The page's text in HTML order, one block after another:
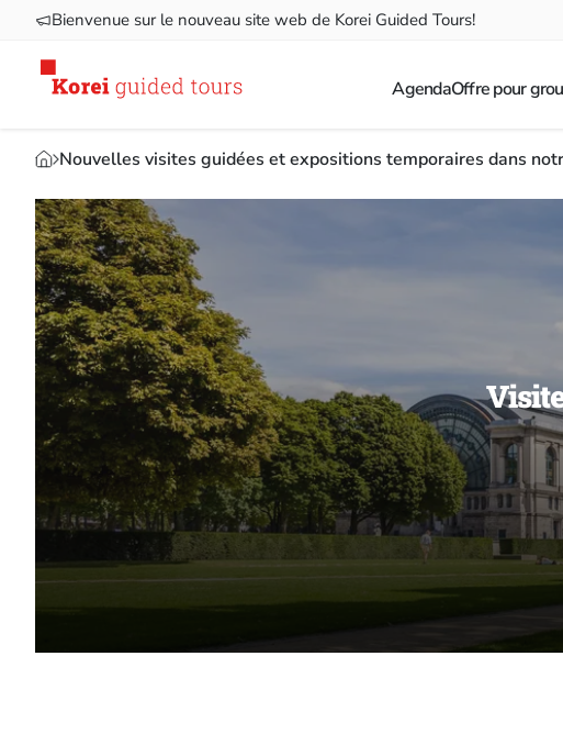
Bienvenue sur le nouveau site web de Korei Guided Tours!
AgendaOffre pour
Nouvelles visites guidées et expositions temporaires dans